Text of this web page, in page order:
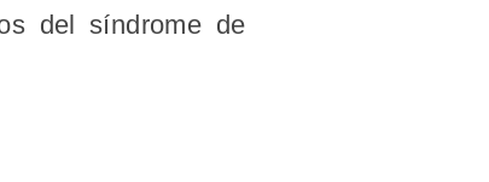
del síndrome de